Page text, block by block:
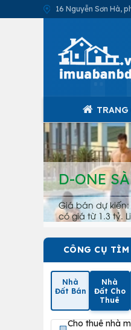
16 Nguyễn Sơn Hà,
TRANG
D-ONE
Giá bán dự
có giá từ 1.3 tỷ.
CÔNG CỤ
Nhà
Đất Bán
Nhà
Đất Cho
Thuê
Cho thuê nhà